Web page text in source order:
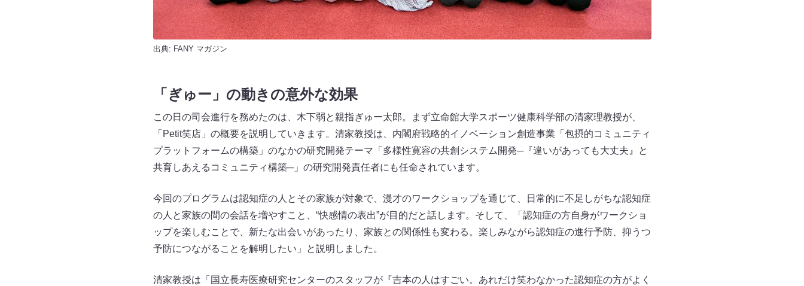
出典: FANY マガジン
「ぎゅー」の動きの意外な効果
この日の司会進行を務めたのは、木下弱と親指ぎゅー太郎。まず立命館大学スポーツ健康科学部の清家理教授が、
「Petit笑店」の概要を説明していきます。清家教授は、内閣府戦略的イノベーション創造事業「包摂的コミュニティ
プラットフォームの構築」のなかの研究開発テーマ「多様性寛容の共創システム開発─『違いがあっても大丈夫』と
共育しあえるコミュニティ構築─」の研究開発責任者にも任命されています。
今回のプログラムは認知症の人とその家族が対象で、漫才のワークショップを通じて、日常的に不足しがちな認知症
の人と家族の間の会話を増やすこと、“快感情の表出”が目的だと話します。そして、「認知症の方自身がワークショ
ップを楽しむことで、新たな出会いがあったり、家族との関係性も変わる。楽しみながら認知症の進行予防、抑うつ
予防につながることを解明したい」と説明しました。
清家教授は「国立長寿医療研究センターのスタッフが『吉本の人はすごい。あれだけ笑わなかった認知症の方がよく